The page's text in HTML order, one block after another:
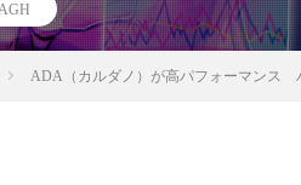
ADA（カルダノ）が高パフォーマンス